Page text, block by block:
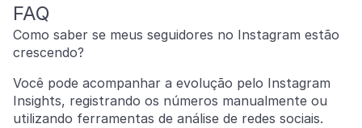
FAQ
Como saber se meus seguidores no Instagram estão
crescendo?
Você pode acompanhar a evolução pelo Instagram
Insights, registrando os números manualmente ou
utilizando ferramentas de análise de redes sociais.